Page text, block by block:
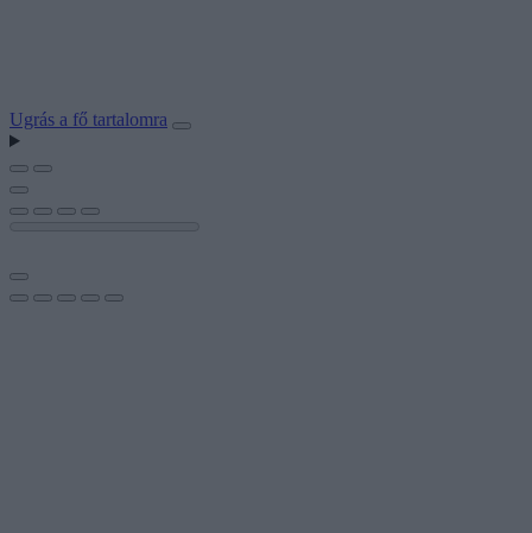
Ugrás a fő tartalomra